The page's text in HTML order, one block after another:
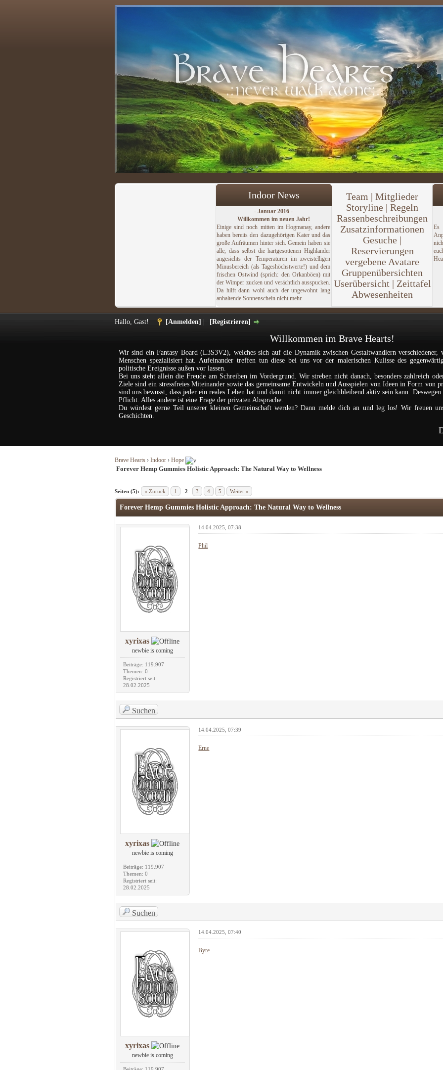
Indoor News Team | Mitglieder
Storyline | Regeln
Rassenbeschreibungen
Zusatzinformationen
Gesuche |
Reservierungen
vergebene Avatare
Gruppenübersichten
Userübersicht | Zeittafel
Abwesenheiten
- Januar 2016 -
Willkommen im neuen Jahr!
Einige sind noch mitten im Hogmanay, andere
haben bereits den dazugehörigen Kater und das
große Aufräumen hinter sich. Gemein haben sie
alle, dass selbst die hartgesottenen Highlander
angesichts der Temperaturen im zweistelligen
Minusbereich (als Tageshöchstwerte!) und dem
frischen Ostwind (sprich: den Orkanböen) mit
der Wimper zucken und verächtlich ausspucken.
Da hilft dann wohl auch der ungewohnt lang
anhaltende Sonnenschein nicht mehr.
Es
Hallo, Gast! [Anmelden] [Registrieren]
Willkommen im Brave Hearts!
Wir sind ein Fantasy Board (L3S3V2), welches sich auf die Dynamik zwischen Gestaltwandlern verschiedener,
Menschen spezialisiert hat. Aufeinander treffen tun diese bei uns vor der malerischen Kulisse des
politische Ereignisse außen vor lassen.
Bei uns steht allein die Freude am Schreiben im Vordergrund. Wir streben nicht danach, besonders zahlreich
Ziele sind ein stressfreies Miteinander sowie das gemeinsame Entwickeln und Ausspielen von Ideen in Form von
sind uns bewusst, dass jeder ein reales Leben hat und damit nicht immer gleichbleibend aktiv sein kann.
Pflicht. Alles andere ist eine Frage der privaten Absprache.
Du würdest gerne Teil unserer kleinen Gemeinschaft werden? Dann melde dich an und leg los! Wir freuen
Geschichten.
Brave Hearts › Indoor › Hope
Forever Hemp Gummies Holistic Approach: The Natural Way to Wellness
Seiten (5): « Zurück 1 2 3 4 5 Weiter »
Forever Hemp Gummies Holistic Approach: The Natural Way to Wellness
xyrixas
newbie is coming
Beiträge: 119.907
Themen: 0
Registriert seit:
28.02.2025
14.04.2025, 07:38
Phil
Suchen
xyrixas
newbie is coming
Beiträge: 119.907
Themen: 0
Registriert seit:
28.02.2025
14.04.2025, 07:39
Erne
Suchen
xyrixas
newbie is coming
14.04.2025, 07:40
Byre